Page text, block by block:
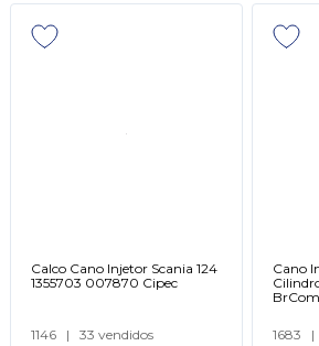
Calco Cano Injetor Scania 124
1355703 007870 Cipec
1146 | 33 vendidos
Cano
1683 |